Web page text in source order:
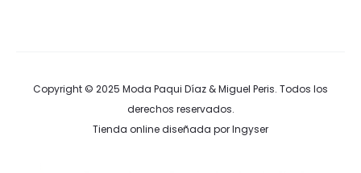
Copyright © 2025 Moda Paqui Díaz & Miguel Peris. Todos los
derechos reservados.
Tienda online diseñada por Ingyser